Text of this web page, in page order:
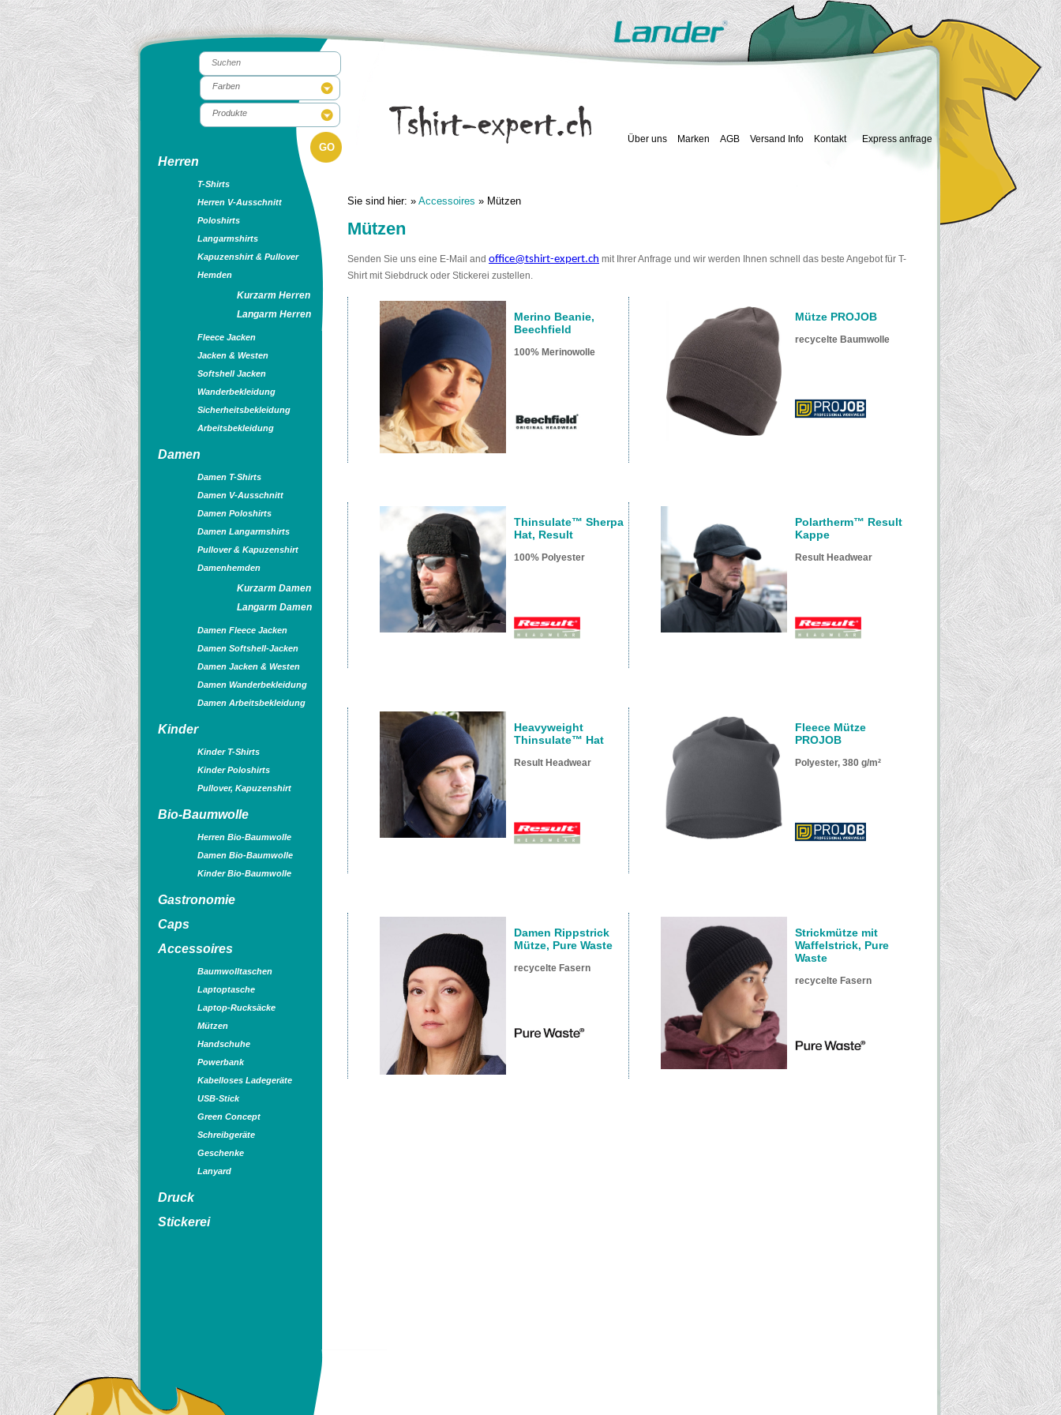
Über uns Marken AGB Versand Info Kontakt Express anfrage
Herren
T-Shirts
Herren V-Ausschnitt
Poloshirts
Langarmshirts
Kapuzenshirt & Pullover
Hemden
Kurzarm Herren
Langarm Herren
Fleece Jacken
Jacken & Westen
Softshell Jacken
Wanderbekleidung
Sicherheitsbekleidung
Arbeitsbekleidung
Damen
Damen T-Shirts
Damen V-Ausschnitt
Damen Poloshirts
Damen Langarmshirts
Pullover & Kapuzenshirt
Damenhemden
Kurzarm Damen
Langarm Damen
Damen Fleece Jacken
Damen Softshell-Jacken
Damen Jacken & Westen
Damen Wanderbekleidung
Damen Arbeitsbekleidung
Kinder
Kinder T-Shirts
Kinder Poloshirts
Pullover, Kapuzenshirt
Bio-Baumwolle
Herren Bio-Baumwolle
Damen Bio-Baumwolle
Kinder Bio-Baumwolle
Gastronomie
Caps
Accessoires
Baumwolltaschen
Laptoptasche
Laptop-Rucksäcke
Mützen
Handschuhe
Powerbank
Kabelloses Ladegeräte
USB-Stick
Green Concept
Schreibgeräte
Geschenke
Lanyard
Druck
Stickerei
Sie sind hier: » Accessoires » Mützen
Mützen
Senden Sie uns eine E-Mail and office@tshirt-expert.ch mit Ihrer Anfrage und wir werden Ihnen schnell das beste Angebot für T-
Shirt mit Siebdruck oder Stickerei zustellen.
Merino Beanie,
Beechfield
100% Merinowolle
Mütze PROJOB
recycelte Baumwolle
Thinsulate™ Sherpa
Hat, Result
100% Polyester
Polartherm™ Result
Kappe
Result Headwear
Heavyweight
Thinsulate™ Hat
Result Headwear
Fleece Mütze
PROJOB
Polyester, 380 g/m²
Damen Rippstrick
Mütze, Pure Waste
recycelte Fasern
Strickmütze mit
Waffelstrick, Pure
Waste
recycelte Fasern